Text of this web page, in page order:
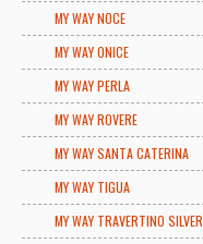
MY WAY NOCE
MY WAY ONICE
MY WAY PERLA
MY WAY ROVERE
MY WAY SANTA CATERINA
MY WAY TIGUA
MY WAY TRAVERTINO SILVER